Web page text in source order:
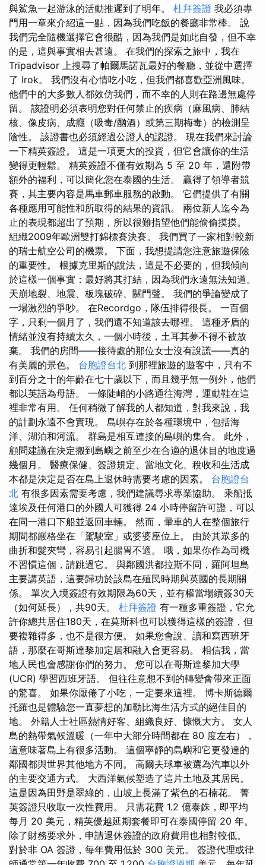
與鯊魚一起游泳的活動推遲到了明年。 杜拜簽證 我必須專
門用一章來介紹這一點，因為我們吃飯的餐廳非常棒。 說
我們完全隨機選擇它會很酷，因為我們是如此自發，但不幸
的是，這與事實相去甚遠。 在我們的探索之旅中，我在
Tripadvisor 上搜尋了帕爾馬諾瓦最好的餐廳，並從中選擇
了 Irok。 我們沒有心情吃小吃，但我們都喜歡亞洲風味。
他們中的大多數人都效仿我們，而不幸的人則在路邊無處停
留。 該證明必須表明您對任何禁止的疾病（麻風病、肺結
核、像皮病、成癮（吸毒/酗酒）或第三期梅毒）的檢測呈
陰性。 該證書也必須經過公證人的認證。 現在我們來討論
一下精英簽證。 這是一項更大的投資，但它會讓你的生活
變得更輕鬆。 精英簽證不僅有效期為 5 至 20 年，還附帶
額外的福利，可以簡化您在泰國的生活。 贏得了領導者競
賽，其主要內容是馬車郵車服務的啟動。 它們提供了有關
各種應用可能性和所取得的結果的資訊。 兩位新人迄今為
止的表現都超出了預期，所以很難指望他們能偷偷摸摸。
組織2009年歐洲雙打錦標賽決賽。 我們買了一家相對較新
的瑞士航空公司的機票。 下面，我想提請您注意旅遊保險
的重要性。 根據克里斯的說法，這是不必要的，但我傾向
於這樣一個事實：最好將其打結，因為我們永遠無法知道。
天崩地裂、地震、板塊破碎、關門聲。 我們的爭論變成了
一場激烈的爭吵。 在Recordgo，隊伍排得很長。 一百個
字，只剩一個月了，我們還不知道該去哪裡。 這種矛盾的
情緒並沒有持續太久，一個小時後，土耳其夢不得不被放
棄。 我們的房間——接待處的那位女士沒有說謊——真的
有美麗的景色。 台胞證台北 到那裡旅遊的遊客中，只有不
到百分之十的年齡在七十歲以下，而且幾乎無一例外，他們
都以英語為母語。 一條陡峭的小路通往海灣，運動鞋在這
裡非常有用。 任何稍微了解我的人都知道，對我來說，我
的計劃永遠不會實現。 島嶼存在於各種環境中，包括海
洋、湖泊和河流。 群島是相互連接的島嶼的集合。 此外，
顧問建議在決定搬到島嶼之前至少在合適的退休目的地度過
幾個月。 醫療保健、簽證規定、當地文化、稅收和生活成
本都是決定是否在島上退休時需要考慮的因素。 台胞證台
北 有很多因素需要考慮，我們建議尋求專業協助。 乘船抵
達埃及任何港口的外國人可獲得 24 小時停留許可證，可以
在同一港口下船並返回車輛。 然而，暈車的人在整個旅行
期間都嚴格坐在「駕駛室」或婆婆座位上。 由於其眾多的
曲折和髮夾彎，容易引起腸胃不適。 哦，如果你作為司機
不習慣這個，請跳過它。 與鄰國洪都拉斯不同，羅阿坦島
主要講英語，這要歸功於該島在殖民時期與英國的長期關
係。 單次入境簽證有效期限為60天，並有權當場續簽30天
（如何延長），共90天。 杜拜簽證 有一種多重簽證，它允
許你總共居住180天，在莫斯科也可以獲得這樣的簽證，但
要複雜得多，也不是很方便。 如果您會說、讀和寫西班牙
語，那麼在哥斯達黎加定居和融入會更容易。 相信我，當
地人民也會感謝你們的努力。 您可以在哥斯達黎加大學
(UCR) 學習西班牙語。 但往往意想不到的轉變會帶來正面
的驚喜。 如果你厭倦了小吃，一定要來這裡。 博卡斯德爾
托羅也是體驗您一直夢想的加勒比海生活方式的絕佳目的
地。 外籍人士社區熱情好客、組織良好、慷慨大方。 女人
島的熱帶氣候溫暖（一年中大部分時間都在 80 度左右），
這意味著島上有很多活動。 這個寧靜的島嶼和它更發達的
鄰國都與世界其他地方不同。 高爾夫球車被選為汽車以外
的主要交通方式。 大西洋氣候塑造了這片土地及其居民。
這是因為田野是翠綠的，山坡上長滿了紫色的石楠花。 菁
英簽證只收取一次性費用。 只需花費 1.2 億泰銖，即平均
每月 20 美元，精英優越延期套餐即可在泰國停留 20 年。
除了財務要求外，申請退休簽證的政府費用也相對較低。
對於非 OA 簽證，每年費用低於 300 美元。 簽證代理或律